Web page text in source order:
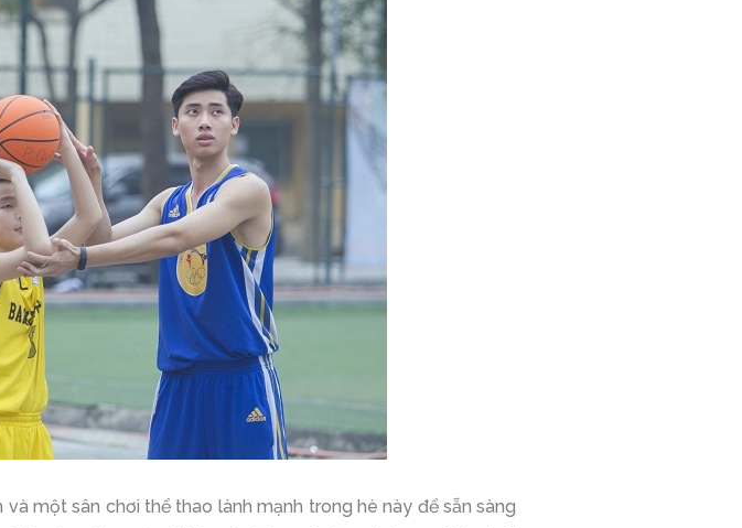
một sân chơi thể thao lành mạnh trong hè này để sẵn sàng